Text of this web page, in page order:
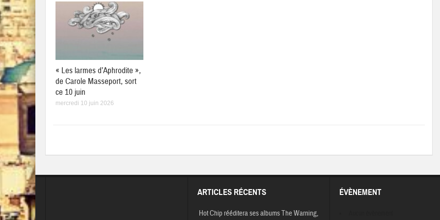
« Les larmes d’Aphrodite »,
de Carole Masseport, sort
ce 10 juin
mercredi 10 juin 2026
ARTICLES RÉCENTS
Hot Chip rééditera ses albums The Warning,
ÉVÈNEMENT